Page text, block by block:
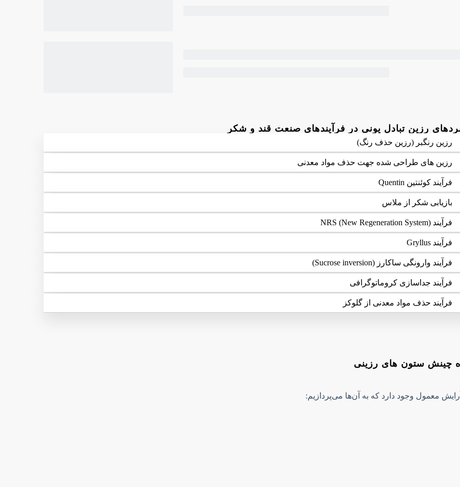
رزین تبادل یونی در فرآیندهای صنعت قند و شکر
رزین رنگبر (رزین حذف رنگ)
رزین های طراحی شده جهت حذف مواد معدنی
فرآیند کوئنتین Quentin
بازیابی شکر از ملاس
فرآیند NRS (New Regeneration System)
فرآیند Gryllus
فرآیند وارونگی ساکارز (Sucrose inversion)
فرآیند جداسازی کروماتوگرافی
فرآیند حذف مواد معدنی از گلوکز
چینش ستون های رزینی
معمول وجود دارد که به آن‌ها می‌پردازیم: